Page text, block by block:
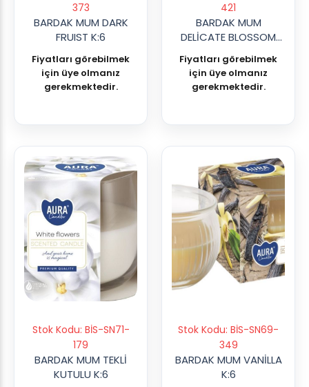
373
BARDAK MUM DARK
FRUIST K:6
Fiyatları görebilmek
için üye olmanız
gerekmektedir.
421
BARDAK MUM
DELİCATE BLOSSOM
Fiyatları görebilmek
için üye olmanız
gerekmektedir.
Stok Kodu: BİS-SN71-
179
BARDAK MUM TEKLİ
KUTULU K:6
Stok Kodu: BİS-SN69-
349
BARDAK MUM VANİLLA
K:6